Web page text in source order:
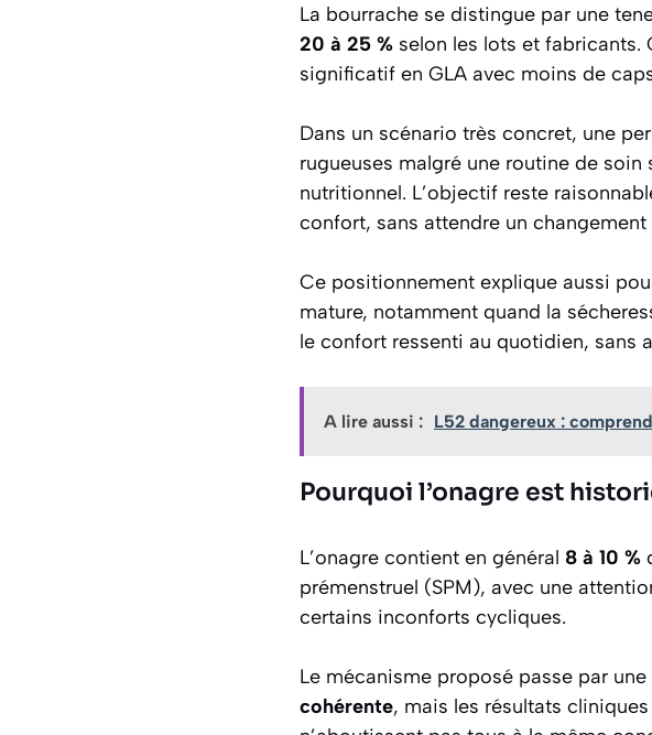
La bourrache se distingue par une
20 à 25 % selon les lots et fabricants.
significatif en GLA avec moins de
Dans un scénario très concret, une
rugueuses malgré une routine de
nutritionnel. L’objectif reste
confort, sans attendre un
Ce positionnement explique aussi
mature, notamment quand la
le confort ressenti au quotidien, sans
A lire aussi : L52 dangereux :
Pourquoi l’onagre est
L’onagre contient en général 8 à 10 %
prémenstruel (SPM), avec une
certains inconforts cycliques.
Le mécanisme proposé passe par
cohérente, mais les résultats